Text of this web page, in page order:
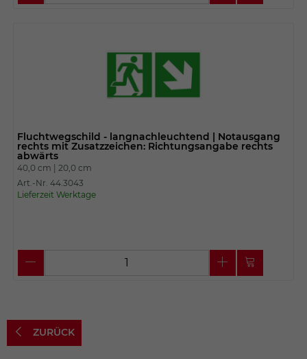
Fluchtwegschild - langnachleuchtend | Notausgang
rechts mit Zusatzzeichen: Richtungsangabe rechts
abwärts
40,0 cm | 20,0 cm
Art.-Nr. 44.3043
Lieferzeit Werktage
ZURÜCK